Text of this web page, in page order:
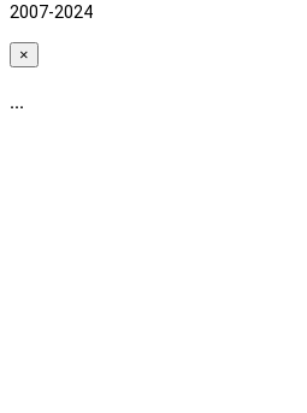
2007-2024
×
...